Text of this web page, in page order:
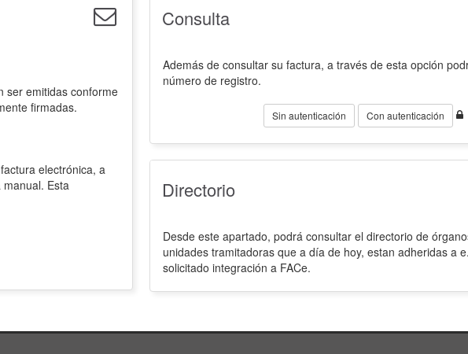
ser emitidas conforme
firmadas.
electrónica, a
Esta
Consulta
Además de consultar su factura, a través de esta opción
número de registro.
Sin autenticación Con autenticación
Directorio
Desde este apartado, podrá consultar el directorio de
unidades tramitadoras que a día de hoy, estan adheridas a
solicitado integración a FACe.